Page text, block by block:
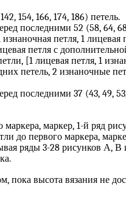
154, 166, 174, 186) петель.
последними 52 (58, 64,
петля, 1
петля с
[1 лицевая петля, 1
петель, 2 изнаночные
последними 37 (43, 49,
маркер, 1-й ряд
до первого маркера,
ряды 3-28 рисунков А, В
пока высота вязания не